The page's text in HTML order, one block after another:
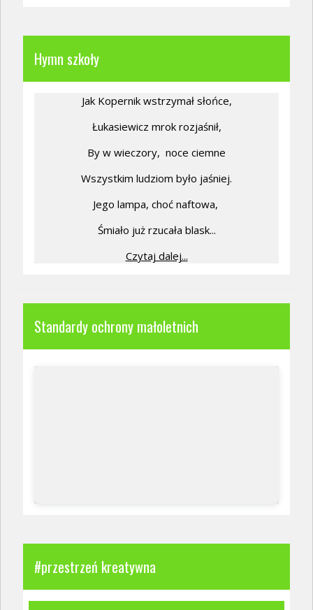
Hymn szkoły
Jak Kopernik wstrzymał słońce,
Łukasiewicz mrok rozjaśnił,
By w wieczory, noce ciemne
Wszystkim ludziom było jaśniej.
Jego lampa, choć naftowa,
Śmiało już rzucała blask...
Czytaj dalej...
Standardy ochrony małoletnich
#przestrzeń kreatywna